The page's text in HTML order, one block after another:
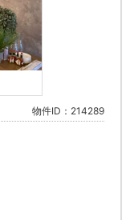
物件ID：214289